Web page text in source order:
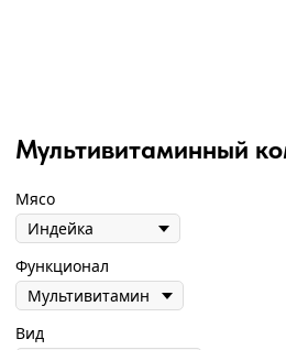
Мультивитаминный
Мясо
Функционал
Вид